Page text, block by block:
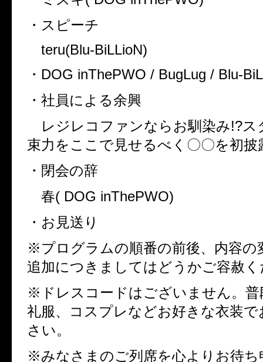
・スピーチ
teru(Blu-BiLLioN)
・ DOG inThePWO / BugLug / Blu-
・社員による余興
レジレコファンならお馴染み!?ス
束力をここで見せるべく〇〇を初披
・閉会の辞
春( DOG inThePWO)
・お見送り
※プログラムの順番の前後、内容の
追加につきましてはどうかご容赦
※ドレスコードはございません。普
礼服、コスプレなどお好きな衣装
さい。
※みなさまのご列席を心よりお待ち